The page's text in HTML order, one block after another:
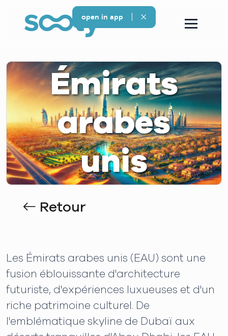
Émirats
arabes
unis
Retour
Les Émirats arabes unis (EAU) sont une
fusion éblouissante d'architecture
futuriste, d'expériences luxueuses et d'un
riche patrimoine culturel. De
l'emblématique skyline de Dubaï aux
open in app